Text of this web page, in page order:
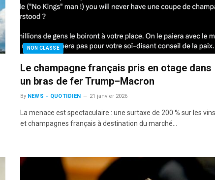
NON CLASSÉ
Le champagne français pris en otage dans
un bras de fer Trump–Macron
By NEWS - QUOTIDIEN 21 janvier 2026
La menace est spectaculaire : une surtaxe de 200 % sur les vins
et champagnes français à destination du marché…